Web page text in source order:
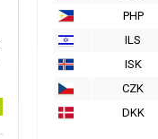
PHP
ILS
ISK
CZK
DKK